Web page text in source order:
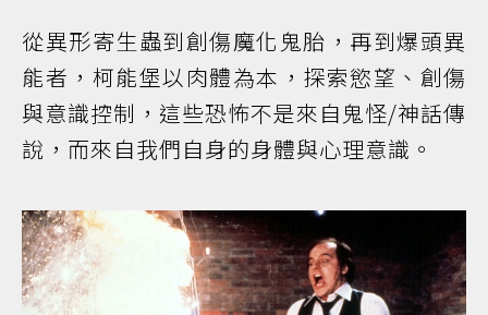
從異形寄生蟲到創傷魔化鬼胎，再到爆頭異
能者，柯能堡以肉體為本，探索慾望、創傷
與意識控制，這些恐怖不是來自鬼怪/神話傳
說，而來自我們自身的身體與心理意識。